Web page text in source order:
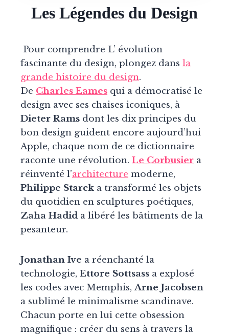
Les Légendes du Design
Pour comprendre L’ évolution
fascinante du design, plongez dans la
grande histoire du design.
De Charles Eames qui a démocratisé le
design avec ses chaises iconiques, à
Dieter Rams dont les dix principes du
bon design guident encore aujourd’hui
Apple, chaque nom de ce dictionnaire
raconte une révolution. Le Corbusier a
réinventé l’architecture moderne,
Philippe Starck a transformé les objets
du quotidien en sculptures poétiques,
Zaha Hadid a libéré les bâtiments de la
pesanteur.
Jonathan Ive a réenchanté la
technologie, Ettore Sottsass a explosé
les codes avec Memphis,Arne Jacobsen
a sublimé le minimalisme scandinave.
Chacun porte en lui cette obsession
magnifique : créer du sens à travers la